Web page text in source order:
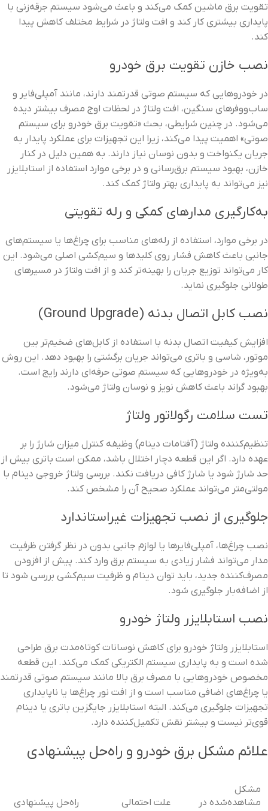
تقویت برق ماشین کمک می‌کند و باعث می‌شود سیستم جرقه‌زنی با
پایداری بیشتری کار کند و افت ولتاژ در شرایط مختلف کاهش پیدا
کند.
نصب خازن تقویت برق خودرو
در خودروهایی که سیستم صوتی قدرتمند دارند، مانند آمپلی‌فایر و
ساب‌ووفرهای سنگین، افت ولتاژ در لحظات اوج مصرف بیشتر دیده
می‌شود. در چنین شرایطی، بحث «تقویت برق خودرو برای سیستم
صوتی» اهمیت پیدا می‌کند، زیرا این تجهیزات برای عملکرد پایدار به
جریان یکنواخت و بدون نوسان نیاز دارند. به همین دلیل در کنار
خازن، بهبود سیستم برق‌رسانی و در برخی موارد استفاده از استابلایزر
نیز می‌تواند به پایداری بهتر ولتاژ کمک کند.
به‌کارگیری مدارهای کمکی و رله تقویتی
در برخی موارد، استفاده از رله‌های مناسب برای چراغ‌ها یا سیستم‌های
جانبی باعث کاهش فشار روی کلیدها و سیم‌کشی اصلی می‌شود. این
کار می‌تواند توزیع جریان را بهینه‌تر کند و از افت ولتاژ در مسیرهای
طولانی جلوگیری نماید.
نصب کابل اتصال بدنه (Ground Upgrade)
افزایش کیفیت اتصال بدنه با استفاده از کابل‌های ضخیم‌تر بین
موتور، شاسی و باتری می‌تواند جریان برگشتی را بهبود دهد. این روش
به‌ویژه در خودروهایی که سیستم صوتی حرفه‌ای دارند رایج است.
بهبود گراند باعث کاهش نویز و نوسان ولتاژ می‌شود.
تست سلامت رگولاتور ولتاژ
تنظیم‌کننده ولتاژ (آفتامات دینام) وظیفه کنترل میزان شارژ را بر
عهده دارد. اگر این قطعه دچار اختلال باشد، ممکن است باتری بیش از
حد شارژ شود یا شارژ کافی دریافت نکند. بررسی ولتاژ خروجی دینام با
مولتی‌متر می‌تواند عملکرد صحیح آن را مشخص کند.
جلوگیری از نصب تجهیزات غیراستاندارد
نصب چراغ‌ها، آمپلی‌فایرها یا لوازم جانبی بدون در نظر گرفتن ظرفیت
مدار می‌تواند فشار زیادی به سیستم برق وارد کند. پیش از افزودن
مصرف‌کننده جدید، باید توان دینام و ظرفیت سیم‌کشی بررسی شود تا
از اضافه‌بار جلوگیری شود.
نصب استابلایزر ولتاژ خودرو
استابلایزر ولتاژ خودرو برای کاهش نوسانات کوتاه‌مدت برق طراحی
شده است و به پایداری سیستم الکتریکی کمک می‌کند. این قطعه
مخصوص خودروهایی با مصرف برق بالا مانند سیستم صوتی قدرتمند
یا چراغ‌های اضافی مناسب است و از افت نور چراغ‌ها یا ناپایداری
تجهیزات جلوگیری می‌کند. البته استابلایزر جایگزین باتری یا دینام
قوی‌تر نیست و بیشتر نقش تکمیل‌کننده دارد.
علائم مشکل برق خودرو و راه‌حل پیشنهادی
مشکل
مشاهده‌شده در
علت احتمالی راه‌حل پیشنهادی